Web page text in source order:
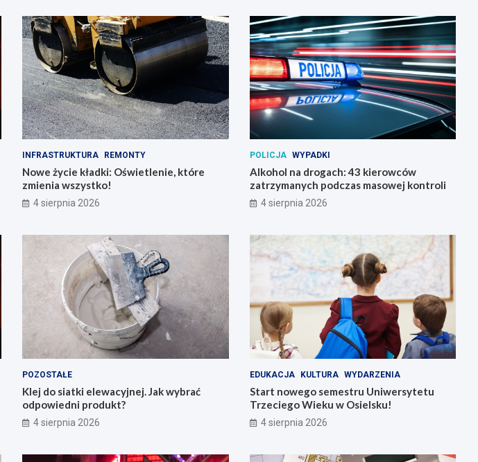
INFRASTRUKTURA REMONTY
Nowe życie kładki: Oświetlenie, które
zmienia wszystko!
4 sierpnia 2026
POLICJA WYPADKI
Alkohol na drogach: 43 kierowców
zatrzymanych podczas masowej kontroli
4 sierpnia 2026
POZOSTAŁE
Klej do siatki elewacyjnej. Jak wybrać
odpowiedni produkt?
4 sierpnia 2026
EDUKACJA KULTURA WYDARZENIA
Start nowego semestru Uniwersytetu
Trzeciego Wieku w Osielsku!
4 sierpnia 2026